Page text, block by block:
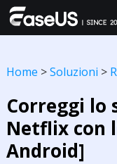
Home >Soluzioni >
Correggi lo
Netflix con
Android]